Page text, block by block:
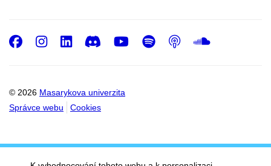
© 2026 Masarykova univerzita
Správce webu
Cookies
Facebook
Instagram
LinkedIn
DiscordYoutube
Spotify
Podcast